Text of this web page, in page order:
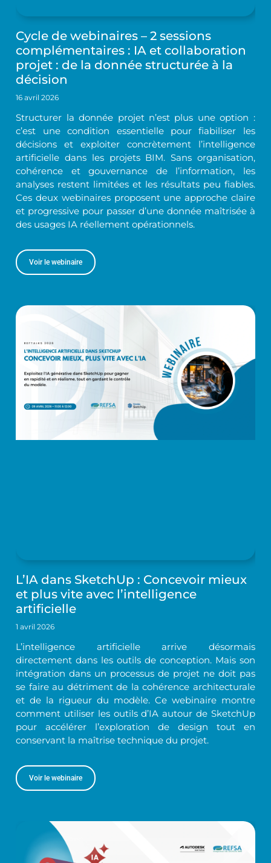
Cycle de webinaires – 2 sessions
complémentaires : IA et collaboration
projet : de la donnée structurée à la
décision
16 avril 2026
Structurer la donnée projet n’est plus une option :
c’est une condition essentielle pour fiabiliser les
décisions et exploiter concrètement l’intelligence
artificielle dans les projets BIM. Sans organisation,
cohérence et gouvernance de l’information, les
analyses restent limitées et les résultats peu fiables.
Ces deux webinaires proposent une approche claire
et progressive pour passer d’une donnée maîtrisée à
des usages IA réellement opérationnels.
Voir le webinaire
L’IA dans SketchUp : Concevoir mieux
et plus vite avec l’intelligence
artificielle
1 avril 2026
L’intelligence artificielle arrive désormais
directement dans les outils de conception. Mais son
intégration dans un processus de projet ne doit pas
se faire au détriment de la cohérence architecturale
et de la rigueur du modèle. Ce webinaire montre
comment utiliser les outils d’IA autour de SketchUp
pour accélérer l’exploration de design tout en
conservant la maîtrise technique du projet.
Voir le webinaire